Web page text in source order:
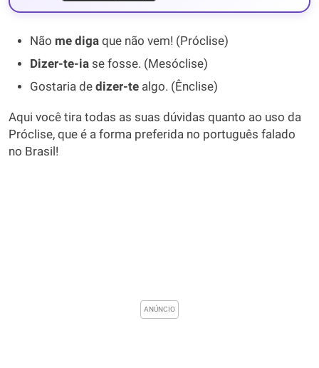
Não me diga que não vem! (Próclise)
Dizer-te-ia se fosse. (Mesóclise)
Gostaria de dizer-te algo. (Ênclise)
Aqui você tira todas as suas dúvidas quanto ao uso da
Próclise, que é a forma preferida no português falado
no Brasil!